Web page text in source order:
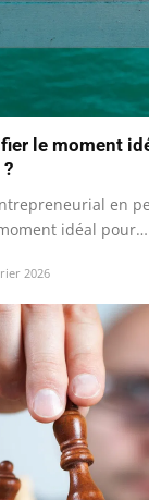
le moment
en
idéal pour…
2026